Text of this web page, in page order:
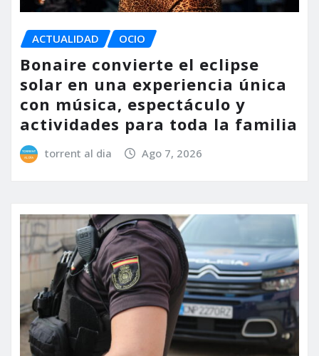
ACTUALIDAD OCIO
Bonaire convierte el eclipse
solar en una experiencia única
con música, espectáculo y
actividades para toda la familia
torrent al dia Ago 7, 2026